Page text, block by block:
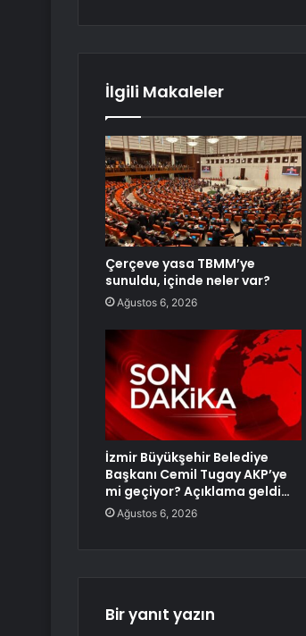
İlgili Makaleler
Çerçeve yasa TBMM’ye
sunuldu, içinde neler var?
Ağustos 6, 2026
İzmir Büyükşehir Belediye
Başkanı Cemil Tugay AKP’ye
mi geçiyor? Açıklama geldi…
Ağustos 6, 2026
Bir yanıt yazın